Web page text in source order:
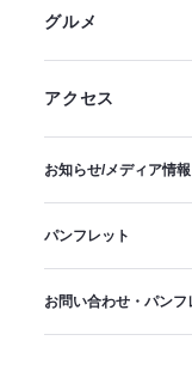
グルメ
アクセス
お知らせ/メディア情報
パンフレット
お問い合わせ・パンフ